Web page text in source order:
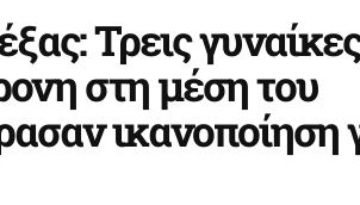
Τρεις γυναίκες
στη μέση του
ικανοποίηση